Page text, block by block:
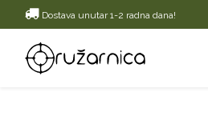
Dostava unutar 1-2 radna dana!